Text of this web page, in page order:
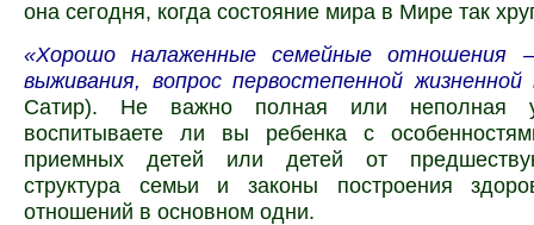
она сегодня, когда состояние мира в Мире так
«Хорошо налаженные семейные отношения
выживания, вопрос первостепенной
Сатир). Не важно полная или неполная
воспитываете ли вы ребенка с
приемных детей или детей от
структура семьи и законы построения
отношений в основном одни.